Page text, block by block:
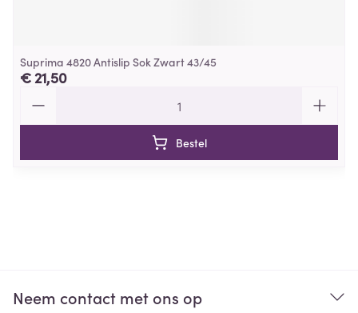
Suprima 4820 Antislip Sok Zwart 43/45
€ 21,50
Bestel
Neem contact met ons op